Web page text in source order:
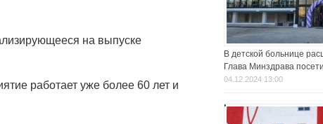
на выпуске
работает уже более 60 лет и
В детской больнице
Глава Минздрава
04.12.2024 13:00